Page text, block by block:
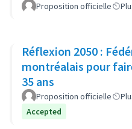
Proposition officielle
Réflexion 2050 :
montréalais pour
35 ans
Proposition officielle
Accepted